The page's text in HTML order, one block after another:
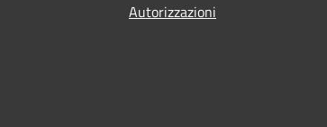
Autorizzazioni